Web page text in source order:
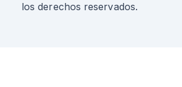
los derechos reservados.